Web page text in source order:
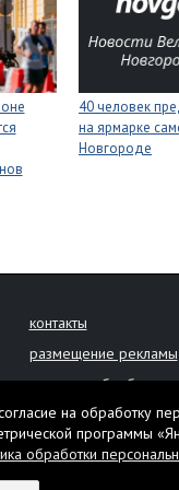
40 человек
на ярмарке
Новгороде
контакты
размещение рекламы
политика обработки
Настоящий ресурс
Нашли ошибку?
на обработку
программы
обработки